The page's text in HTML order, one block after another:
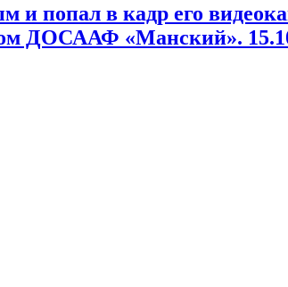
и попал в кадр его
ДОСААФ «Манский».